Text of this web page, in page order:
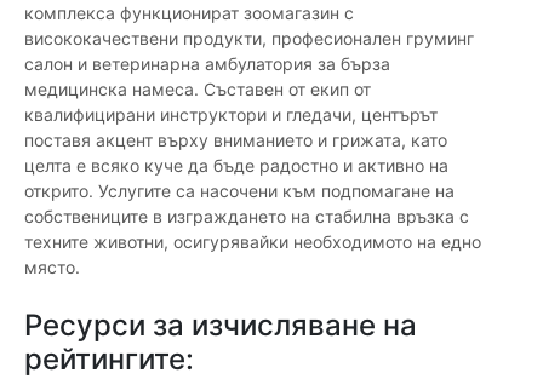
комплекса функционират зоомагазин с
висококачествени продукти, професионален груминг
салон и ветеринарна амбулатория за бърза
медицинска намеса. Съставен от екип от
квалифицирани инструктори и гледачи, центърът
поставя акцент върху вниманието и грижата, като
целта е всяко куче да бъде радостно и активно на
открито. Услугите са насочени към подпомагане на
собствениците в изграждането на стабилна връзка с
техните животни, осигурявайки необходимото на едно
място.
Ресурси за изчисляване на
рейтингите: